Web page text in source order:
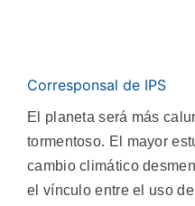
Corresponsal de IPS
El planeta será más
tormentoso. El mayor
cambio climático
el vínculo entre el uso